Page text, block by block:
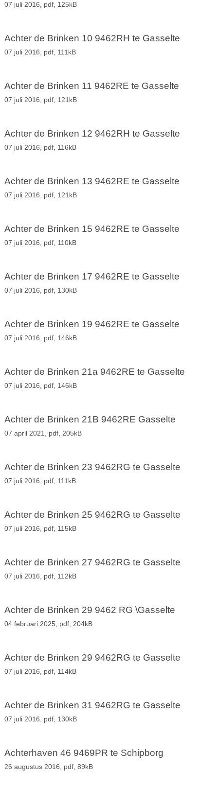
07 juli 2016, pdf, 125kB
Achter de Brinken 10 9462RH te Gasselte
07 juli 2016, pdf, 111kB
Achter de Brinken 11 9462RE te Gasselte
07 juli 2016, pdf, 121kB
Achter de Brinken 12 9462RH te Gasselte
07 juli 2016, pdf, 116kB
Achter de Brinken 13 9462RE te Gasselte
07 juli 2016, pdf, 121kB
Achter de Brinken 15 9462RE te Gasselte
07 juli 2016, pdf, 110kB
Achter de Brinken 17 9462RE te Gasselte
07 juli 2016, pdf, 130kB
Achter de Brinken 19 9462RE te Gasselte
07 juli 2016, pdf, 146kB
Achter de Brinken 21a 9462RE te Gasselte
07 juli 2016, pdf, 146kB
Achter de Brinken 21B 9462RE Gasselte
07 april 2021, pdf, 205kB
Achter de Brinken 23 9462RG te Gasselte
07 juli 2016, pdf, 111kB
Achter de Brinken 25 9462RG te Gasselte
07 juli 2016, pdf, 115kB
Achter de Brinken 27 9462RG te Gasselte
07 juli 2016, pdf, 112kB
Achter de Brinken 29 9462 RG \Gasselte
04 februari 2025, pdf, 204kB
Achter de Brinken 29 9462RG te Gasselte
07 juli 2016, pdf, 114kB
Achter de Brinken 31 9462RG te Gasselte
07 juli 2016, pdf, 130kB
Achterhaven 46 9469PR te Schipborg
26 augustus 2016, pdf, 89kB